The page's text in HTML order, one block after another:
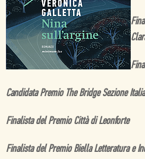
Candidata Premio The Bridge Sezione
Finalista del Premio Città di Leonforte
Finalista del Premio Biella Letteratura e